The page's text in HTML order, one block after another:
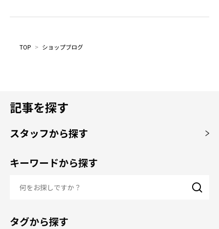
TOP > ショップブログ
記事を探す
スタッフから探す
キーワードから探す
タグから探す